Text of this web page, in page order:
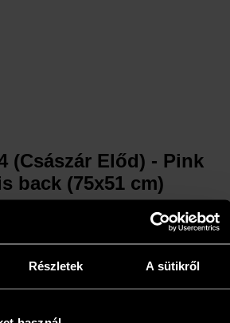
Részletek A sütikről
(Császár Előd) - Pink
back (75x51 cm)
Kosárba teszem